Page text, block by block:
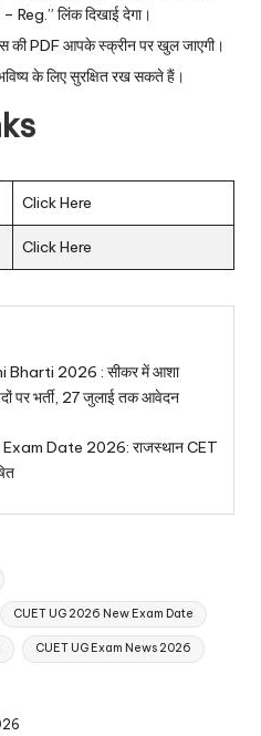
लिंक दिखाई देगा।
की PDF आपके स्क्रीन पर खुल जाएगी।
के लिए सुरक्षित रख सकते हैं।
Click Here
Click Here
Bharti 2026 : सीकर में आशा
पर भर्ती, 27 जुलाई तक आवेदन
Date 2026: राजस्थान CET
CUET UG 2026 New Exam Date
CUET UG Exam News 2026